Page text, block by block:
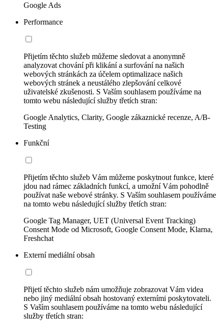
Google Ads
Performance
Přijetím těchto služeb můžeme sledovat a anonymně
analyzovat chování při klikání a surfování na našich
webových stránkách za účelem optimalizace našich
webových stránek a neustálého zlepšování celkové
uživatelské zkušenosti. S Vaším souhlasem používáme na
tomto webu následující služby třetích stran:
Google Analytics, Clarity, Google zákaznické recenze, A/B-
Testing
Funkční
Přijetím těchto služeb Vám můžeme poskytnout funkce, které
jdou nad rámec základních funkcí, a umožní Vám pohodlně
používat naše webové stránky. S Vaším souhlasem používáme
na tomto webu následující služby třetích stran:
Google Tag Manager, UET (Universal Event Tracking)
Consent Mode od Microsoft, Google Consent Mode, Klarna,
Freshchat
Externí mediální obsah
Přijetí těchto služeb nám umožňuje zobrazovat Vám videa
nebo jiný mediální obsah hostovaný externími poskytovateli.
S Vaším souhlasem používáme na tomto webu následující
služby třetích stran: